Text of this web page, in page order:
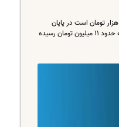
کسانی که ارزش اولیه سهام عدالت آن‌ها ۵۳۲ هزار تومان است در پایان
معاملات هفته گذشته ارزش سهام عدالتشان به حدود ۱۱ میلیون تومان رسیده